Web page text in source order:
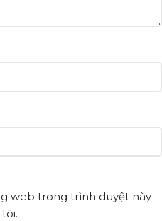
web trong trình duyệt này